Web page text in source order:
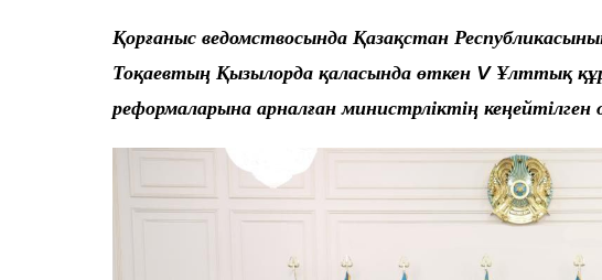
Қорғаныс ведомствосында Қазақстан
Тоқаевтың Қызылорда қаласында өткен V Ұлттық
реформаларына арналған министрліктің